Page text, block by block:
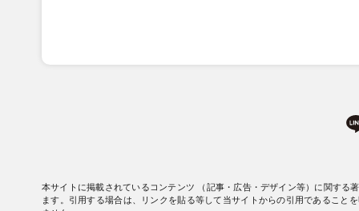
本サイトに掲載されているコンテンツ （記事・広告・デザイン等）に関す
ます。引用する場合は、リンクを貼る等して当サイトからの引用であること